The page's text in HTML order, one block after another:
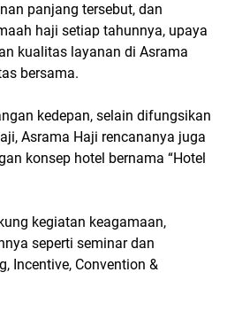
panjang tersebut, dan
haji setiap tahunnya, upaya
kualitas layanan di Asrama
bersama.
kedepan, selain difungsikan
Asrama Haji rencananya juga
konsep hotel bernama “Hotel
kegiatan keagamaan,
seperti seminar dan
Incentive, Convention &